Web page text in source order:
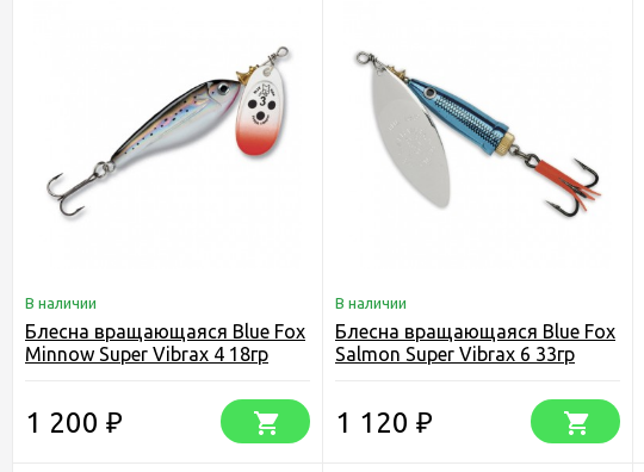
В наличии
Блесна вращающаяся Blue Fox
Minnow Super Vibrax 4 18гр
1 200 ₽
В наличии
Блесна вращающаяся Blue Fox
Salmon Super Vibrax 6 33гр
1 120 ₽